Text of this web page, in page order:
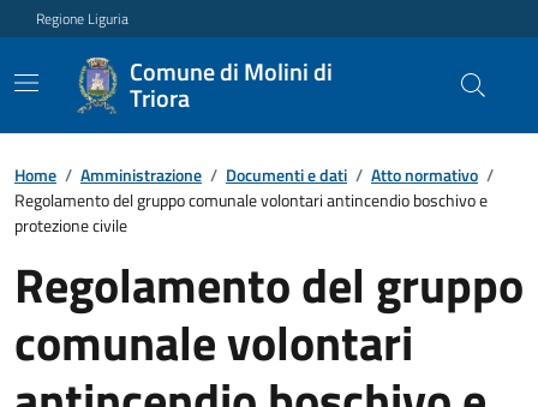
Regione Liguria
Comune di Molini di
Triora
Home / Amministrazione / Documenti e dati / Atto normativo /
Regolamento del gruppo comunale volontari antincendio boschivo e
protezione civile
Regolamento del gruppo
comunale volontari